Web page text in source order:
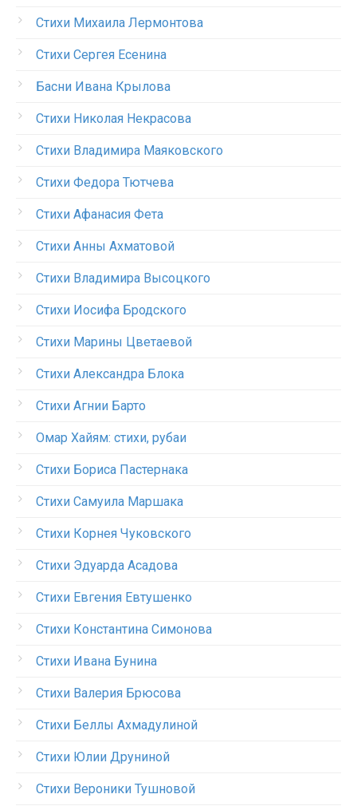
Стихи Михаила Лермонтова
Стихи Сергея Есенина
Басни Ивана Крылова
Стихи Николая Некрасова
Стихи Владимира Маяковского
Стихи Федора Тютчева
Стихи Афанасия Фета
Стихи Анны Ахматовой
Стихи Владимира Высоцкого
Стихи Иосифа Бродского
Стихи Марины Цветаевой
Стихи Александра Блока
Стихи Агнии Барто
Омар Хайям: стихи, рубаи
Стихи Бориса Пастернака
Стихи Самуила Маршака
Стихи Корнея Чуковского
Стихи Эдуарда Асадова
Стихи Евгения Евтушенко
Стихи Константина Симонова
Стихи Ивана Бунина
Стихи Валерия Брюсова
Стихи Беллы Ахмадулиной
Стихи Юлии Друниной
Стихи Вероники Тушновой